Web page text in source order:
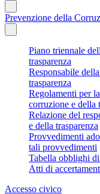
Prevenzione della
Piano triennale
trasparenza
Responsabile
trasparenza
Regolamenti per
corruzione e della
Relazione del
e della trasparenza
Provvedimenti
tali provvedimenti
Tabella obblighi
Atti di
Accesso civico